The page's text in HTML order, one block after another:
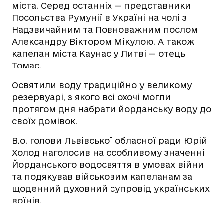
міста. Серед останніх — представники
Посольства Румунії в Україні на чолі з
Надзвичайним та Повноважним послом
Александру Віктором Мікулою. А також
капелан міста Каунас у Литві — отець
Томас.
Освятили воду традиційно у великому
резервуарі, з якого всі охочі могли
протягом дня набрати йорданську воду до
своїх домівок.
В.о. голови Львівської обласної ради Юрій
Холод наголосив на особливому значенні
Йорданського водосвяття в умовах війни
та подякував військовим капеланам за
щоденний духовний супровід українських
воїнів.